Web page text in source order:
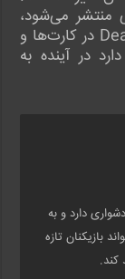
منتشر می‌شود،
اما در این میان، مشغول شکست دادن Death در کارت‌ها و
در آینده به
دارد و به
بازیکنان تازه
کند.